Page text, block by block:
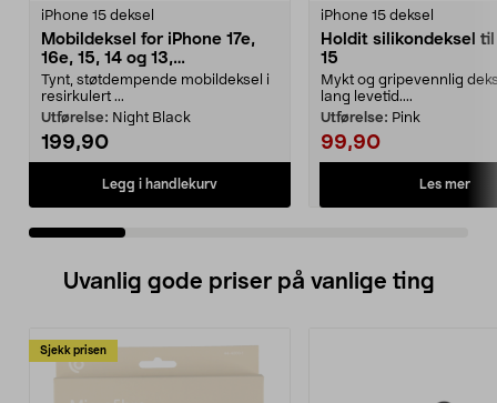
iPhone 15 deksel
Mobildeksel for iPhone 17e,
16e, 15, 14 og 13,
dbramante1928 Greenland
Tynt, støtdempende mobildeksel i
resirkulert ...
Utførelse: Night Black
199,90
Legg i handlekurv
iPhone 15 deksel
Holdit silikondeksel til
15
Mykt og gripevennlig
lang levetid....
Utførelse: Pink
99,90
Les mer
Uvanlig gode priser på vanlige ting
Sjekk prisen